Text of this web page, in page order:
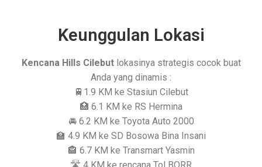
Keunggulan Lokasi
Kencana Hills Cilebutlokasinya strategis cocok buat
Anda yang dinamis :
🚆1.9 KM ke Stasiun Cilebut
🏥 6.1 KM ke RS Hermina
🚘 6.2 KM ke Toyota Auto 2000
🏫 4.9 KM ke SD Bosowa Bina Insani
🏤 6.7 KM ke Transmart Yasmin